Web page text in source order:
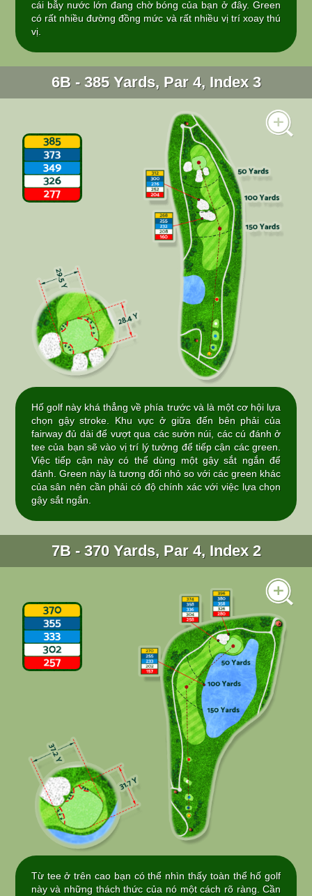
cái bẫy nước lớn đang chờ bóng của bạn ở đây. Green
có rất nhiều đường đồng mức và rất nhiều vị trí xoay thú
vị.
6B - 385 Yards, Par 4, Index 3
Hố golf này khá thẳng về phía trước và là một cơ hội lựa
chọn gậy stroke. Khu vực ở giữa đến bên phải của
fairway đủ dài để vượt qua các sườn núi, các cú đánh ở
tee của bạn sẽ vào vị trí lý tưởng để tiếp cận các green.
Việc tiếp cận này có thể dùng một gậy sắt ngắn để
đánh. Green này là tương đối nhỏ so với các green khác
của sân nên cần phải có độ chính xác với việc lựa chọn
gậy sắt ngắn.
7B - 370 Yards, Par 4, Index 2
Từ tee ở trên cao bạn có thể nhìn thấy toàn thể hố golf
này và những thách thức của nó một cách rõ ràng. Cần